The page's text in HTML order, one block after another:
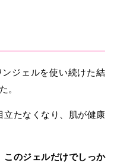
ジェルを使い続けた結
。
立たなくなり、肌が健康
このジェルだけでしっか